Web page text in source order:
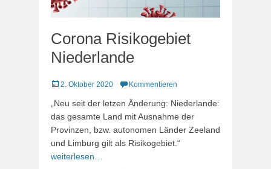
Corona Risikogebiet
Niederlande
Veröffentlicht
2. Oktober 2020 Kommentieren
„Neu seit der letzen Änderung: Niederlande:
das gesamte Land mit Ausnahme der
Provinzen, bzw. autonomen Länder Zeeland
und Limburg gilt als Risikogebiet.“
weiterlesen…